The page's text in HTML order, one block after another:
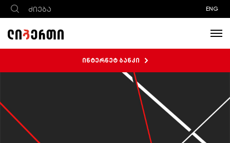
ENG
ინტერნეტ ბანკი